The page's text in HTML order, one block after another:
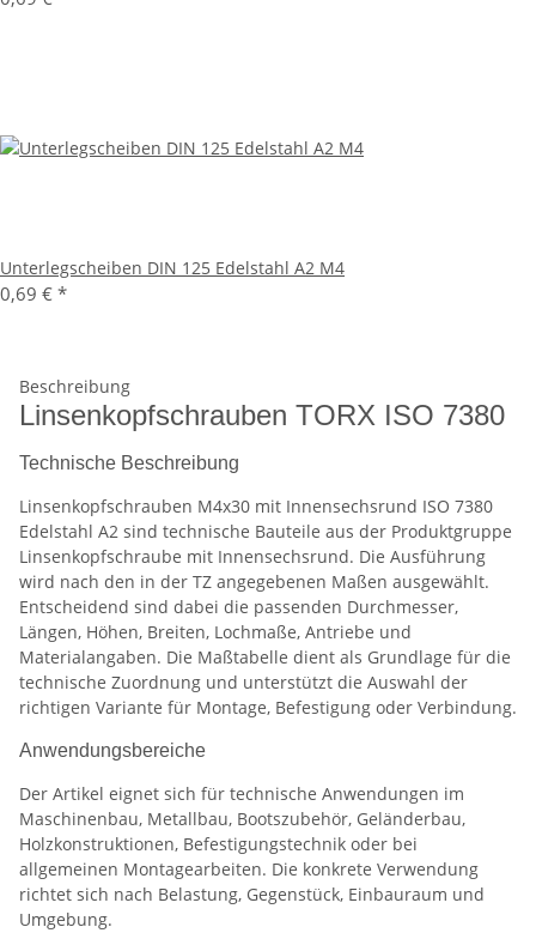
Unterlegscheiben DIN 125 Edelstahl A2 M4
0,69 € *
Beschreibung
Linsenkopfschrauben TORX ISO 7380
Technische Beschreibung
Linsenkopfschrauben M4x30 mit Innensechsrund ISO 7380
Edelstahl A2 sind technische Bauteile aus der Produktgruppe
Linsenkopfschraube mit Innensechsrund. Die Ausführung
wird nach den in der TZ angegebenen Maßen ausgewählt.
Entscheidend sind dabei die passenden Durchmesser,
Längen, Höhen, Breiten, Lochmaße, Antriebe und
Materialangaben. Die Maßtabelle dient als Grundlage für die
technische Zuordnung und unterstützt die Auswahl der
richtigen Variante für Montage, Befestigung oder Verbindung.
Anwendungsbereiche
Der Artikel eignet sich für technische Anwendungen im
Maschinenbau, Metallbau, Bootszubehör, Geländerbau,
Holzkonstruktionen, Befestigungstechnik oder bei
allgemeinen Montagearbeiten. Die konkrete Verwendung
richtet sich nach Belastung, Gegenstück, Einbauraum und
Umgebung.